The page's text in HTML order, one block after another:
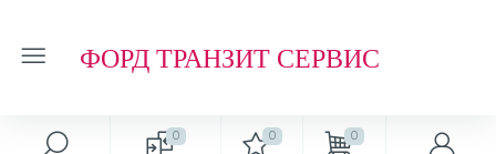
ФОРД ТРАНЗИТ СЕРВИС
0 0 0